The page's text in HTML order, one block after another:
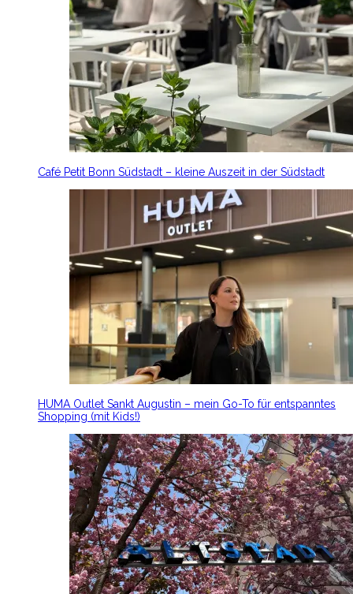
Café Petit Bonn Südstadt – kleine Auszeit in der Südstadt
HUMA Outlet Sankt Augustin – mein Go-To für entspanntes
Shopping (mit Kids!)